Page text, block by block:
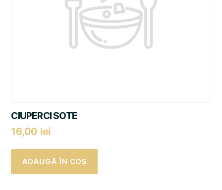
CIUPERCI SOTE
16,00 lei
ADAUGĂ ÎN COȘ